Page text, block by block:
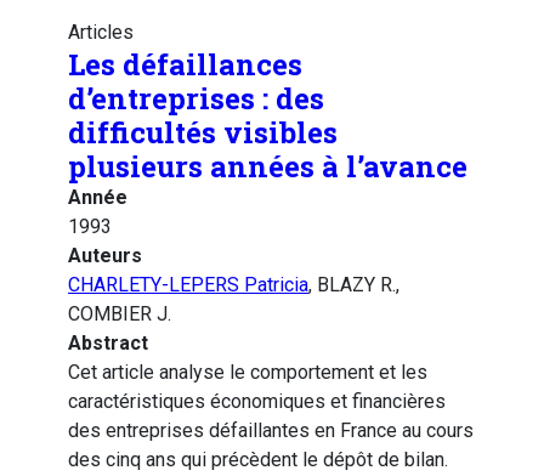
Articles
Les défaillances
d’entreprises : des
difficultés visibles
plusieurs années à l’avance
Année
1993
Auteurs
CHARLETY-LEPERS Patricia, BLAZY R.,
COMBIER J.
Abstract
Cet article analyse le comportement et les
caractéristiques économiques et financières
des entreprises défaillantes en France au cours
des cinq ans qui précèdent le dépôt de bilan.